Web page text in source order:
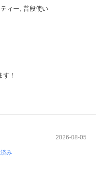
ィー, 普段使い
す！
み
2026-08-05